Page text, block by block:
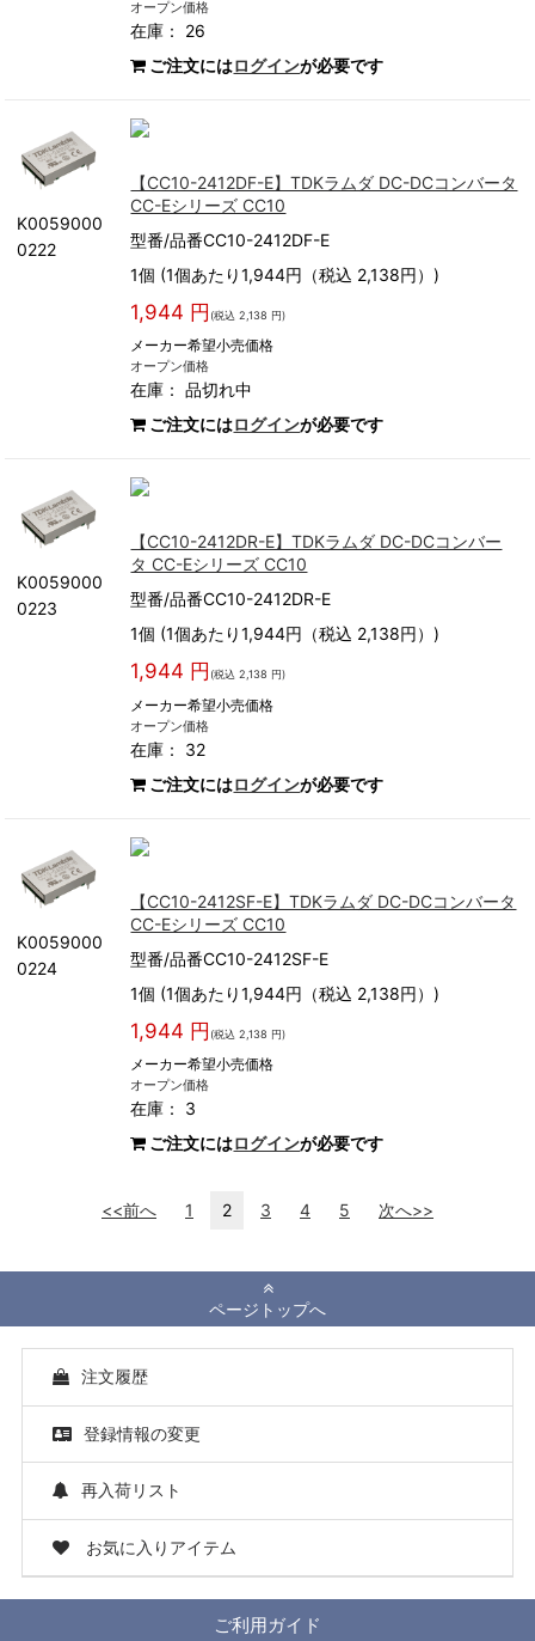
オープン価格
在庫： 26
ご注文にはログインが必要です
K0059000
0222
【CC10-2412DF-E】TDKラムダ DC-DCコンバータ
CC-Eシリーズ CC10
型番/品番CC10-2412DF-E
1個 (1個あたり1,944円（税込 2,138円）)
1,944 円 (税込 2,138 円)
メーカー希望小売価格
オープン価格
在庫：品切れ中
ご注文にはログインが必要です
K0059000
0223
【CC10-2412DR-E】TDKラムダ DC-DCコンバー
タ CC-Eシリーズ CC10
型番/品番CC10-2412DR-E
1個 (1個あたり1,944円（税込 2,138円）)
1,944 円 (税込 2,138 円)
メーカー希望小売価格
オープン価格
在庫： 32
ご注文にはログインが必要です
K0059000
0224
【CC10-2412SF-E】TDKラムダ DC-DCコンバータ
CC-Eシリーズ CC10
型番/品番CC10-2412SF-E
1個 (1個あたり1,944円（税込 2,138円）)
1,944 円 (税込 2,138 円)
メーカー希望小売価格
オープン価格
在庫： 3
ご注文にはログインが必要です
<<前へ 1 2 3 4 5 次へ>>
ページトップへ
注文履歴
登録情報の変更
再入荷リスト
お気に入りアイテム
ご利用ガイド